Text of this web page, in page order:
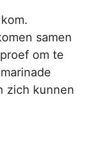
samen
om te
zich kunnen